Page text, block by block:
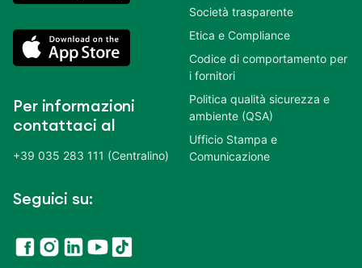
Per informazioni
contattaci al
+39 035 283 111 (Centralino)
Seguici su:
Società trasparente
Etica e Compliance
Codice di comportamento per
i fornitori
Politica qualità sicurezza e
ambiente (QSA)
Ufficio Stampa e
Comunicazione